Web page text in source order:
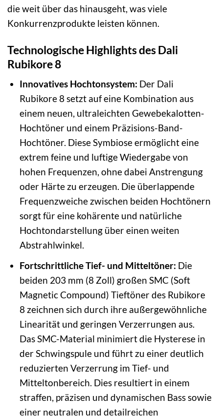
die weit über das hinausgeht, was viele
Konkurrenzprodukte leisten können.
Technologische Highlights des Dali
Rubikore 8
Innovatives Hochtonsystem: Der Dali
Rubikore 8 setzt auf eine Kombination aus
einem neuen, ultraleichten Gewebekalotten-
Hochtöner und einem Präzisions-Band-
Hochtöner. Diese Symbiose ermöglicht eine
extrem feine und luftige Wiedergabe von
hohen Frequenzen, ohne dabei Anstrengung
oder Härte zu erzeugen. Die überlappende
Frequenzweiche zwischen beiden Hochtönern
sorgt für eine kohärente und natürliche
Hochtondarstellung über einen weiten
Abstrahlwinkel.
Fortschrittliche Tief- und Mitteltöner: Die
beiden 203 mm (8 Zoll) großen SMC (Soft
Magnetic Compound) Tieftöner des Rubikore
8 zeichnen sich durch ihre außergewöhnliche
Linearität und geringen Verzerrungen aus.
Das SMC-Material minimiert die Hysterese in
der Schwingspule und führt zu einer deutlich
reduzierten Verzerrung im Tief- und
Mitteltonbereich. Dies resultiert in einem
straffen, präzisen und dynamischen Bass sowie
einer neutralen und detailreichen